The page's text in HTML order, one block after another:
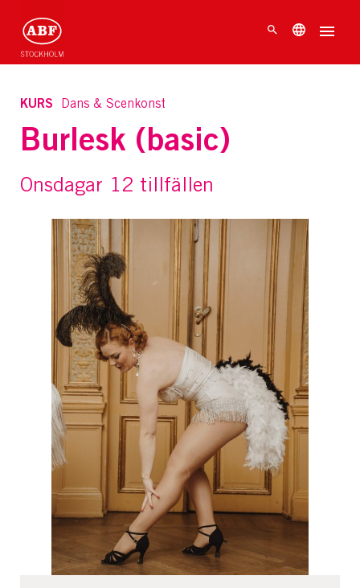
KURS Dans & Scenkonst
Burlesk (basic)
Onsdagar 12 tillfällen